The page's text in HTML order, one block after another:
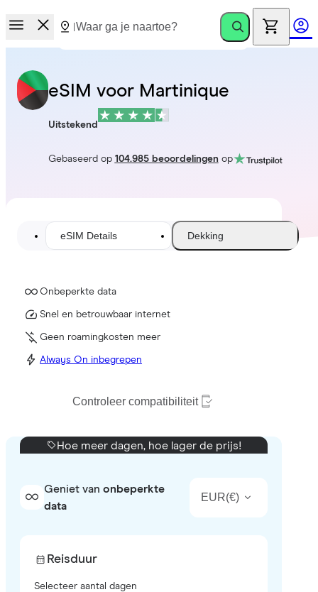
eSIM voor Martinique
Uitstekend
Gebaseerd op 104.985 beoordelingen op
eSIM Details Dekking
Onbeperkte data
Snel en betrouwbaar internet
Geen roamingkosten meer
Always On inbegrepen
Controleer compatibiliteit
Hoe meer dagen, hoe lager de prijs!
Geniet van onbeperkte
data
EUR(€)
Reisduur
Selecteer aantal dagen